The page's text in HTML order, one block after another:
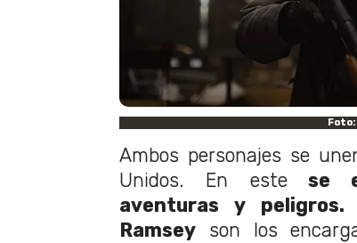
Foto:
Ambos personajes se
Unidos. En estese
aventuras y peligros.
Ramsey son los